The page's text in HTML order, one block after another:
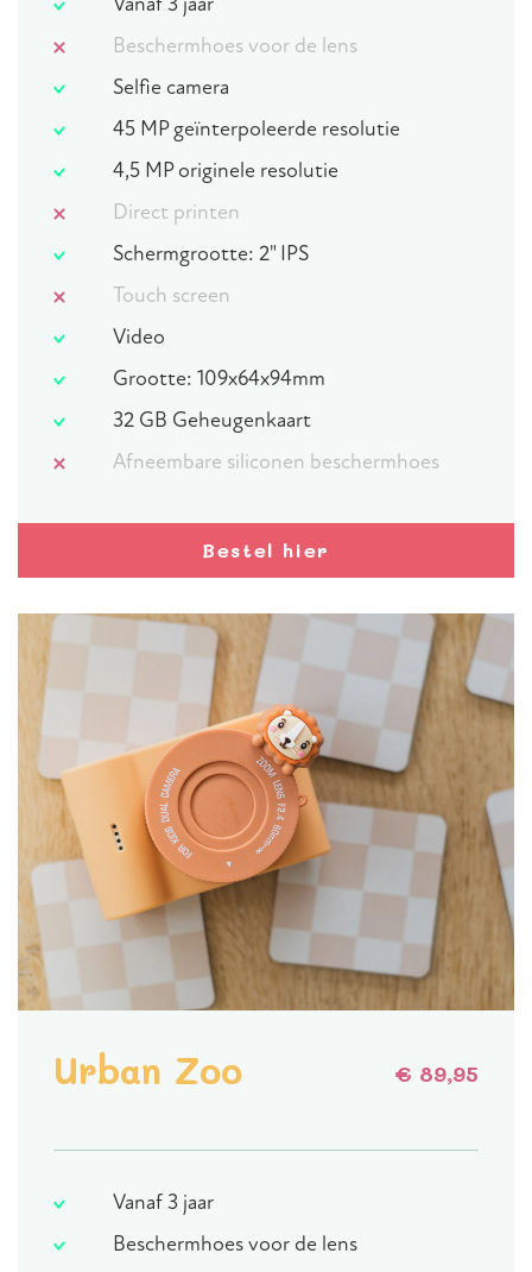
Beschermhoes voor de lens
Selfie camera
45 MP geïnterpoleerde resolutie
4,5 MP originele resolutie
Direct printen
Schermgrootte: 2" IPS
Touch screen
Video
Grootte: 109x64x94mm
32 GB Geheugenkaart
Afneembare siliconen beschermhoes
Bestel hier
Urban Zoo € 89,95
Vanaf 3 jaar
Beschermhoes voor de lens